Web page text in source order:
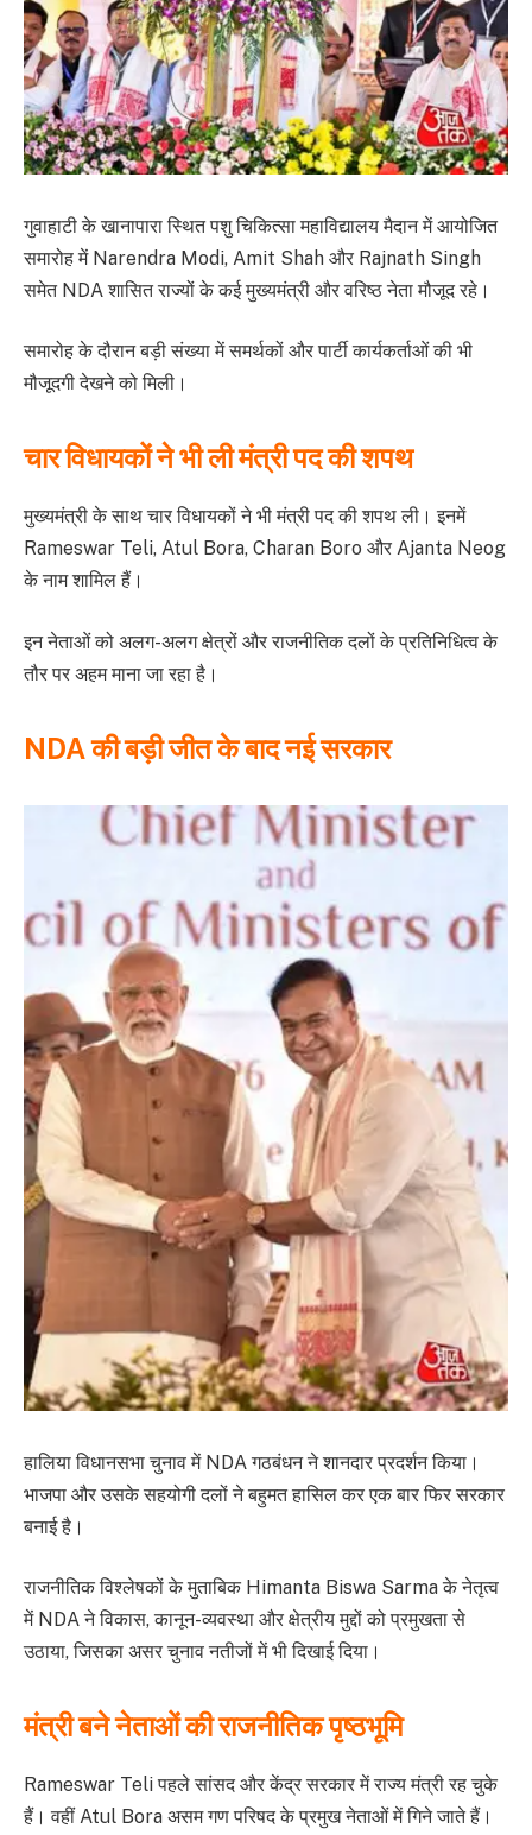
गुवाहाटी के खानापारा स्थित पशु चिकित्सा महाविद्यालय मैदान में आयोजित
समारोह में Narendra Modi, Amit Shah और Rajnath Singh
समेत NDA शासित राज्यों के कई मुख्यमंत्री और वरिष्ठ नेता मौजूद रहे।
समारोह के दौरान बड़ी संख्या में समर्थकों और पार्टी कार्यकर्ताओं की भी
मौजूदगी देखने को मिली।
चार विधायकों ने भी ली मंत्री पद की शपथ
मुख्यमंत्री के साथ चार विधायकों ने भी मंत्री पद की शपथ ली। इनमें
Rameswar Teli, Atul Bora, Charan Boro और Ajanta Neog
के नाम शामिल हैं।
इन नेताओं को अलग-अलग क्षेत्रों और राजनीतिक दलों के प्रतिनिधित्व के
तौर पर अहम माना जा रहा है।
NDA की बड़ी जीत के बाद नई सरकार
हालिया विधानसभा चुनाव में NDA गठबंधन ने शानदार प्रदर्शन किया।
भाजपा और उसके सहयोगी दलों ने बहुमत हासिल कर एक बार फिर सरकार
बनाई है।
राजनीतिक विश्लेषकों के मुताबिक Himanta Biswa Sarma के नेतृत्व
में NDA ने विकास, कानून-व्यवस्था और क्षेत्रीय मुद्दों को प्रमुखता से
उठाया, जिसका असर चुनाव नतीजों में भी दिखाई दिया।
मंत्री बने नेताओं की राजनीतिक पृष्ठभूमि
Rameswar Teli पहले सांसद और केंद्र सरकार में राज्य मंत्री रह चुके
हैं। वहीं Atul Bora असम गण परिषद के प्रमुख नेताओं में गिने जाते हैं।